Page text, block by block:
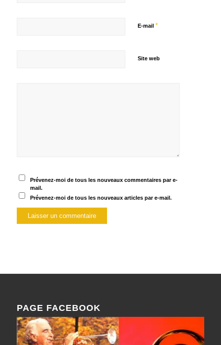
E-mail *
Site web
Prévenez-moi de tous les nouveaux commentaires par e-
mail.
Prévenez-moi de tous les nouveaux articles par e-mail.
PAGE FACEBOOK